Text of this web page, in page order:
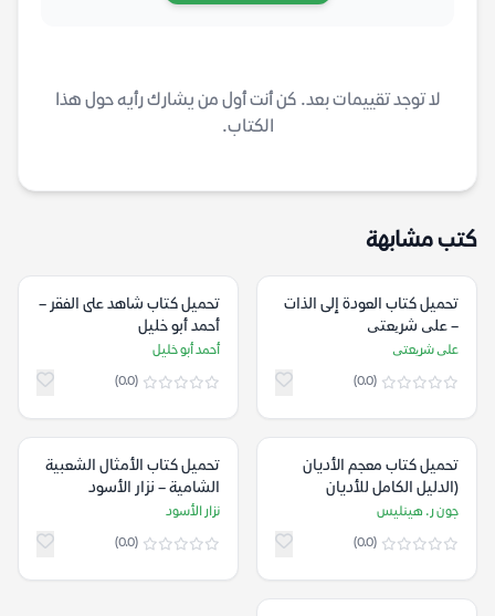
لا توجد تقييمات بعد. كن أنت أول من يشارك رأيه حول هذا
الكتاب.
كتب مشابهة
تحميل كتاب العودة إلى الذات
– علی شریعتی
علی شریعتی
(0.0)
تحميل كتاب ‫شاهد على الفقر‬ –
أحمد أبو خليل
أحمد أبو خليل
(0.0)
تحميل كتاب معجم الأديان
(الدليل الكامل للأديان
العالمية) – جون ر. هينليس
جون ر. هينليس
(0.0)
تحميل كتاب الأمثال الشعبية
الشامية – نزار الأسود
نزار الأسود
(0.0)